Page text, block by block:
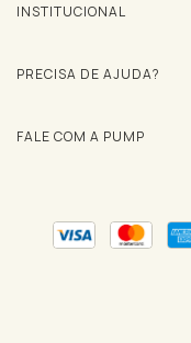
INSTITUCIONAL
PRECISA DE AJUDA?
FALE COM A PUMP